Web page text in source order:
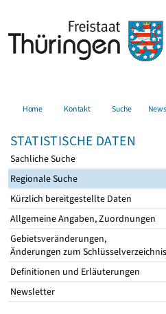
Home Kontakt Suche
STATISTISCHE DATEN
Sachliche Suche
Regionale Suche
Kürzlich bereitgestellte Daten
Allgemeine Angaben, Zuordnungen
Gebietsveränderungen,
Änderungen zum Schlüsselverzeichnis
Definitionen und Erläuterungen
Newsletter